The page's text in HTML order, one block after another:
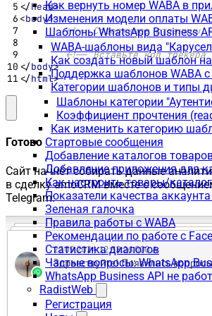
Как вернуть номер WABA в
Изменения модели оплаты
Шаблоны WhatsApp Business
WABA-шаблоны вида
Как создать новый шаблон
Поддержка шаблонов WABA
Категории шаблонов и типы
Шаблоны категории
Коэффициент прочтения
Как изменить категорию
Стартовые сообщения
Добавление каталогов
Добавление приложения для
Как настроить товары/
Показатели качества
Зеленая галочка
Правила работы с WABA
Рекомендации по работе с
Статистика диалогов
Частые вопросы: WhatsApp
WhatsApp Business API не
RadistWeb
Регистрация
</head>
<body>
<!-- Содержимое страницы
<!-- Вставьте код
</body>
</html>
Готово
Сайт начнёт собирать данные
в сделку amoCRM вместе с
Telegram: